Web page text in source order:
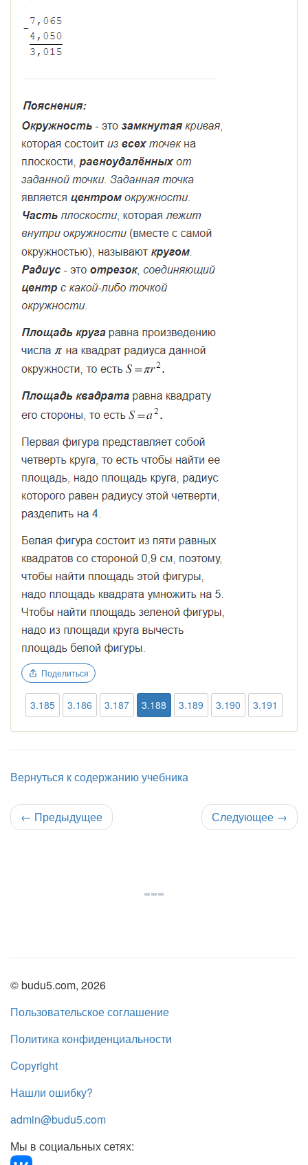
Поделиться
3.185 3.186 3.187 3.188 3.189 3.190 3.191
Вернуться к содержанию учебника
← Предыдущее Следующее →
© budu5.com, 2026
Пользовательское соглашение
Политика конфиденциальности
Copyright
Нашли ошибку?
admin@budu5.com
Мы в социальных сетях: